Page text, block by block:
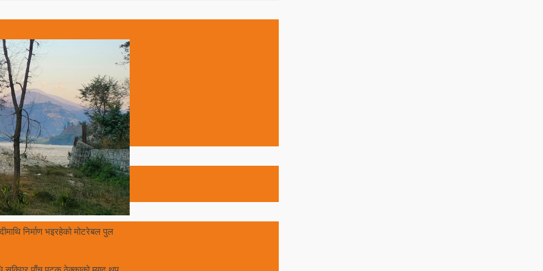
निर्माण भइरहेको मोटरेबल पुल